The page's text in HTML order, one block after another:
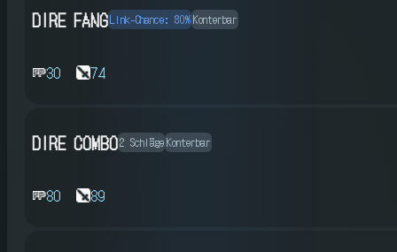
DIRE FANGLink-Chance: 80% Konterbar
30 74
DIRE COMBO2 Schläge Konterbar
80 89